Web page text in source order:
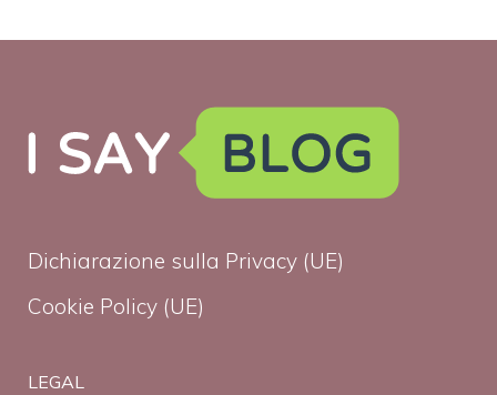
Dichiarazione sulla Privacy (UE)
Cookie Policy (UE)
LEGAL